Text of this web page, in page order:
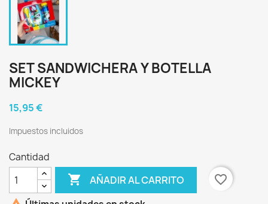
SET SANDWICHERA Y BOTELLA
MICKEY
15,95 €
Impuestos incluidos
Cantidad
 AÑADIR AL CARRITO
favorite_border